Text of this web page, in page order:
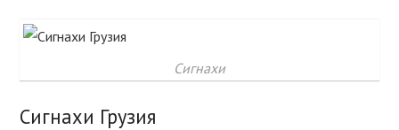
Сигнахи
Сигнахи Грузия